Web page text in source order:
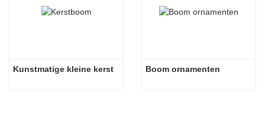
Kunstmatige kleine kerst Boom ornamenten